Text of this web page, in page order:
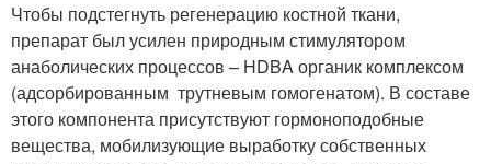
Чтобы подстегнуть регенерацию костной ткани,
препарат был усилен природным стимулятором
анаболических процессов – HDBA органик комплексом
(адсорбированным трутневым гомогенатом). В составе
этого компонента присутствуют гормоноподобные
вещества, мобилизующие выработку собственных